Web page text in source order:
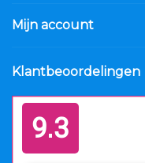
Mijn account
Klantbeoordelingen